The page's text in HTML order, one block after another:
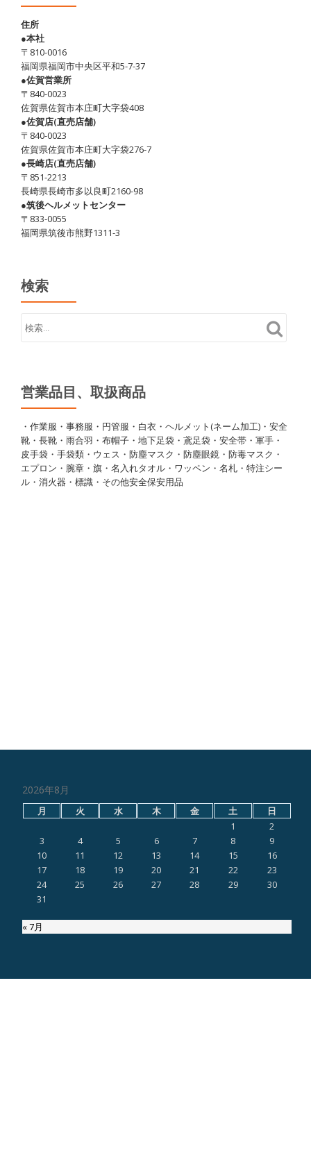
住所
●本社
〒810-0016
福岡県福岡市中央区平和5-7-37
●佐賀営業所
〒840-0023
佐賀県佐賀市本庄町大字袋408
●佐賀店(直売店舗)
〒840-0023
佐賀県佐賀市本庄町大字袋276-7
●長崎店(直売店舗)
〒851-2213
長崎県長崎市多以良町2160-98
●筑後ヘルメットセンター
〒833-0055
福岡県筑後市熊野1311-3
検索
営業品目、取扱商品
・作業服・事務服・円管服・白衣・ヘルメット(ネーム加工)・安全
靴・長靴・雨合羽・布帽子・地下足袋・鳶足袋・安全帯・軍手・
皮手袋・手袋類・ウェス・防塵マスク・防塵眼鏡・防毒マスク・
エプロン・腕章・旗・名入れタオル・ワッペン・名札・特注シー
ル・消火器・標識・その他安全保安用品
2026年8月
月 火 水 木 金 土
日
1
2
3
4 5 6 7 8
9
10
11 12 13 14 15
16
17
18 19 20 21 22
23
24
25 26 27 28 29
30
31
« 7月